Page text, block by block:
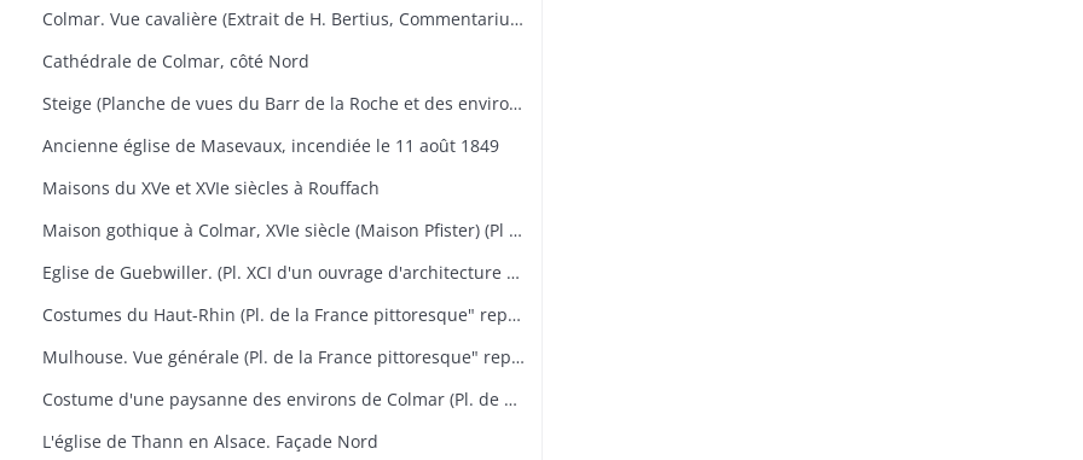
Colmar. Vue cavalière (Extrait de H. Bertius, Commentarium Rerum Germanicarum, liber III, p. 500. Amsterdam 1616). Texte latin
Cathédrale de Colmar, côté Nord
Steige (Planche de vues du Barr de la Roche et des environs)
Ancienne église de Masevaux, incendiée le 11 août 1849
Maisons du XVe et XVIe siècles à Rouffach
Maison gothique à Colmar, XVIe siècle (Maison Pfister) (Pl XCV d'un ouvrage d'architecture représentant aussi le portail des chartreux à Dijon, la chapelle de Pagny-le-Château et le manoir St-Ouen près Château Gontier
Eglise de Guebwiller. (Pl. XCI d'un ouvrage d'architecture représentant aussi l'église de Rosheim)
Costumes du Haut-Rhin (Pl. de la France pittoresque" représentant aussi Ferrette, vue générale de la ville et du château)
Mulhouse. Vue générale (Pl. de la France pittoresque" représentant aussi des portraits de Rapp et de Lefebre) + 1 photographie
Costume d'une paysanne des environs de Colmar (Pl. de Costumes de divers pays" n° 51) + 1 photographie
L'église de Thann en Alsace. Façade Nord